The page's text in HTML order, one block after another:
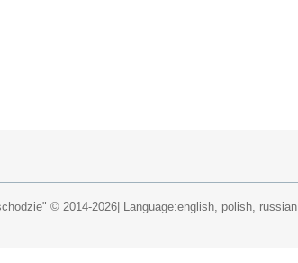
© 2014-2026| Language:english, polish, russian.